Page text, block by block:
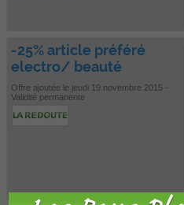
-25% article préféré
electro/ beauté
Offre ajoutée le jeudi 19 novembre 2015 -
Validité permanente